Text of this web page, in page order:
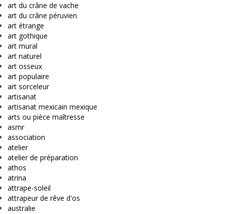
art du crâne de vache
art du crâne péruvien
art étrange
art gothique
art mural
art naturel
art osseux
art populaire
art sorceleur
artisanat
artisanat mexicain mexique
arts ou pièce maîtresse
asmr
association
atelier
atelier de préparation
athos
atrina
attrape-soleil
attrapeur de rêve d'os
australie